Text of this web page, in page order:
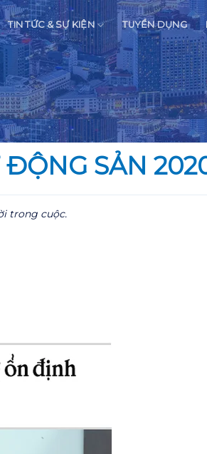
TIN TỨC & SỰ KIỆN TUYỂN DỤNG
SẢN
trong cuộc.